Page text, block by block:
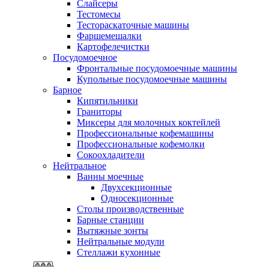
Слайсеры
Тестомесы
Тестораскаточные машины
Фаршемешалки
Картофелечистки
Посудомоечное
Фронтальные посудомоечные машины
Купольные посудомоечные машины
Барное
Кипятильники
Граниторы
Миксеры для молочных коктейлей
Профессиональные кофемашины
Профессиональные кофемолки
Сокоохладители
Нейтральное
Ванны моечные
Двухсекционные
Односекционные
Столы производственные
Барные станции
Вытяжные зонты
Нейтральные модули
Стеллажи кухонные